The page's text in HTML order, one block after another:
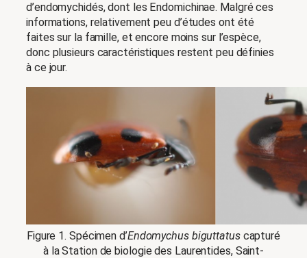
d’endomychidés, dont les Endomichinae. Malgré ces
informations, relativement peu d’études ont été
faites sur la famille, et encore moins sur l’espèce,
donc plusieurs caractéristiques restent peu définies
à ce jour.
Figure 1. Spécimen d’Endomychus biguttatuscapturé
à la Station de biologie des Laurentides, Saint-